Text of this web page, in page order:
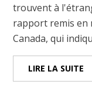
trouvent à
rapport remis en
Canada, qui
LIRE LA SUITE